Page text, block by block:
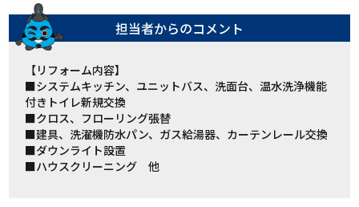
担当者からのコメント
【リフォーム内容】
■システムキッチン、ユニットバス、洗面台、温水洗浄機能
付きトイレ新規交換
■クロス、フローリング張替
■建具、洗濯機防水パン、ガス給湯器、カーテンレール交換
■ダウンライト設置
■ハウスクリーニング 他